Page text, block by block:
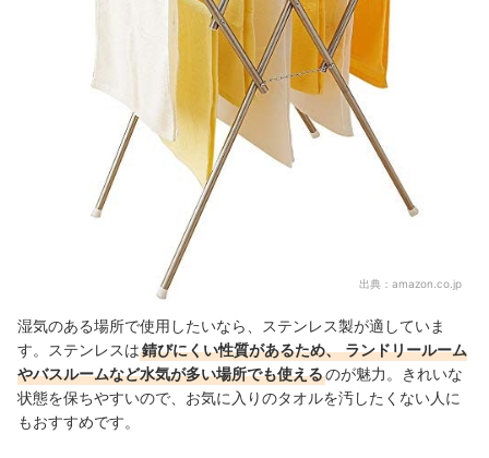
出典： amazon.co.jp
湿気のある場所で使用したいなら、ステンレス製が適していま
す。ステンレスは錆びにくい性質があるため、 ランドリールーム
やバスルームなど水気が多い場所でも使えるのが魅力。きれいな
状態を保ちやすいので
お気に入りのタオルを汚したくない人に
もおすすめです。